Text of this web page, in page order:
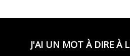
J'AI UN MOT À DIRE À